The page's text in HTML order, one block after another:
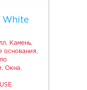
White
Камень,
основания,
Окна,